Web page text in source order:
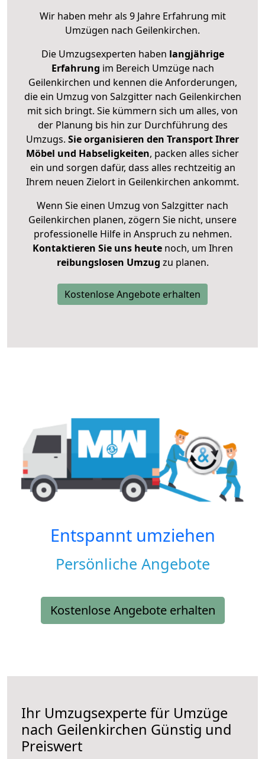
Wir haben mehr als 9 Jahre Erfahrung mit
Umzügen nach Geilenkirchen.
Die Umzugsexperten haben langjährige
Erfahrung im Bereich Umzüge nach
Geilenkirchen und kennen die Anforderungen,
die ein Umzug von Salzgitter nach Geilenkirchen
mit sich bringt. Sie kümmern sich um alles, von
der Planung bis hin zur Durchführung des
Umzugs. Sie organisieren den Transport Ihrer
Möbel und Habseligkeiten, packen alles sicher
ein und sorgen dafür, dass alles rechtzeitig an
Ihrem neuen Zielort in Geilenkirchen ankommt.
Wenn Sie einen Umzug von Salzgitter nach
Geilenkirchen planen, zögern Sie nicht, unsere
professionelle Hilfe in Anspruch zu nehmen.
Kontaktieren Sie uns heutenoch, um Ihren
reibungslosen Umzug zu planen.
Kostenlose Angebote erhalten
Entspannt umziehen
Persönliche Angebote
Kostenlose Angebote erhalten
Ihr Umzugsexperte für Umzüge
nach Geilenkirchen Günstig und
Preiswert